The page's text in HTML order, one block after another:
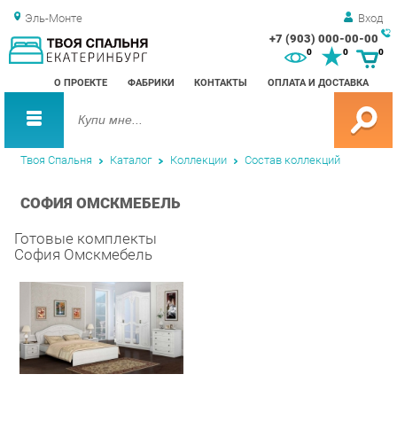
Эль-Монте Вход
+7 (903) 000-00-00
О ПРОЕКТЕ ФАБРИКИ КОНТАКТЫ ОПЛАТА И ДОСТАВКА
0 0
Твоя Спальня Каталог Коллекции Состав коллекций
СОФИЯ ОМСКМЕБЕЛЬ
Готовые комплекты
София Омскмебель